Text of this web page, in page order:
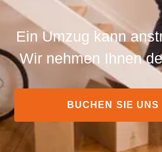
Ein Umzug kann
Wir nehmen Ihnen
BUCHEN SIE UNS